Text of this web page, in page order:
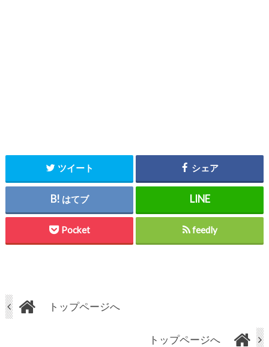
ツイート シェア
はてブ
Pocket feedly
トップページへ
トップページへ